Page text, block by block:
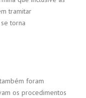
tramitar
torna
foram
os procedimentos